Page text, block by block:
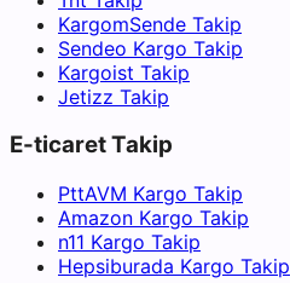
KargomSende Takip
Sendeo Kargo Takip
Kargoist Takip
Jetizz Takip
E-ticaret Takip
PttAVM Kargo Takip
Amazon Kargo Takip
n11 Kargo Takip
Hepsiburada Kargo Takip